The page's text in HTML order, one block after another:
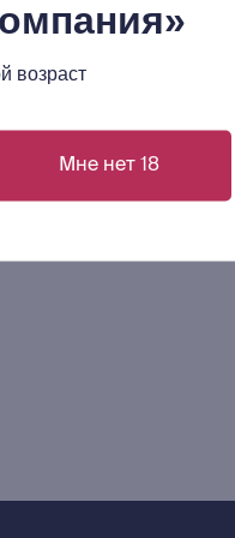
возраст
Мне нет 18
350 р.
В корзину